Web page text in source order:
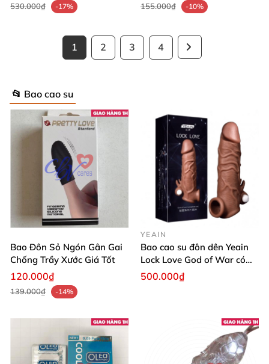
530.000₫ -17% 155.000₫ -10%
1 2 3 4
📂 Bao cao su
Bao Đôn Sỏ Ngón Gân Gai
Chống Trầy Xước Giá Tốt
120.000₫
139.000₫ -14%
YEAIN
Bao cao su đôn dên Yeain
Lock Love God of War có
rung
500.000₫